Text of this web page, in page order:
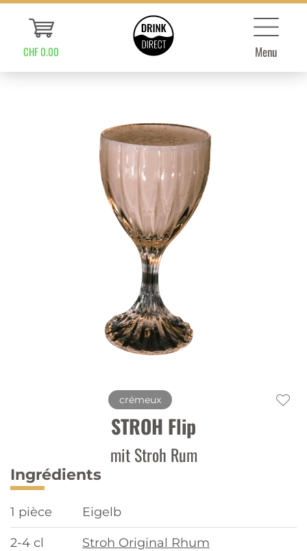
CHF 0.00 Menu
crémeux
STROH Flip
mit Stroh Rum
Ingrédients
1 pièce Eigelb
2-4 cl
Stroh Original Rhum